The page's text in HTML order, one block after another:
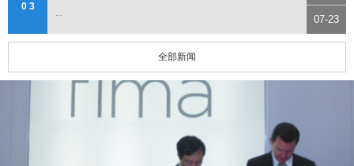
0 3
...
07-23
全部新闻